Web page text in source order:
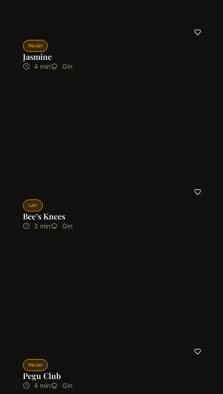
Medel
Jasmine
4 min Gin
Lätt
Bee’s Knees
3 min Gin
Medel
Pegu Club
4 min Gin